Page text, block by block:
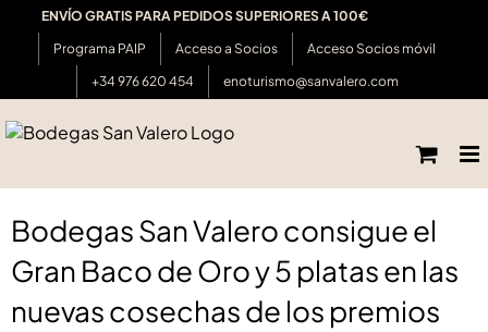
Saltar
contenido
ENVÍO GRATIS PARA PEDIDOS SUPERIORES A 100€
Programa PAIP
Acceso a Socios
Acceso Socios móvil
+34 976 620 454
enoturismo@sanvalero.com
Bodegas San Valero consigue el Gran Baco de
Oro y 5 platas en las nuevas cosechas de los
premios BACO 2023
Bodegas San Valero consigue el
Gran Baco de Oro y 5 platas en las
nuevas cosechas de los premios